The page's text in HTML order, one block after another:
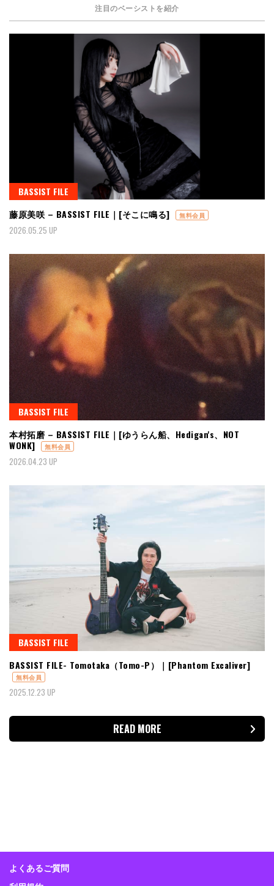
注目のベーシストを紹介
BASSIST FILE
藤原美咲 – BASSIST FILE｜[そこに鳴る]
無料会員
2026.05.25 UP
BASSIST FILE
本村拓磨 – BASSIST FILE｜[ゆうらん船、Hedigan's、NOT
WONK]
無料会員
2026.04.23 UP
BASSIST FILE
BASSIST FILE- Tomotaka（Tomo-P）｜[Phantom Excaliver]
無料会員
2025.12.23 UP
READ MORE
よくあるご質問